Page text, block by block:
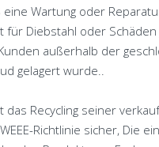
eine Wartung oder
für Diebstahl oder
außerhalb der
gelagert wurde..
das Recycling seiner
Richtlinie sicher, Die